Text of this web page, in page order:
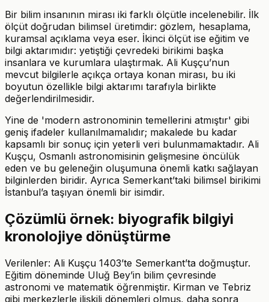
Bir bilim insanının mirası iki farklı ölçütle incelenebilir. İlk
ölçüt doğrudan bilimsel üretimdir: gözlem, hesaplama,
kuramsal açıklama veya eser. İkinci ölçüt ise eğitim ve
bilgi aktarımıdır: yetiştiği çevredeki birikimi başka
insanlara ve kurumlara ulaştırmak. Ali Kuşçu’nun
mevcut bilgilerle açıkça ortaya konan mirası, bu iki
boyutun özellikle bilgi aktarımı tarafıyla birlikte
değerlendirilmesidir.
Yine de 'modern astronominin temellerini atmıştır' gibi
geniş ifadeler kullanılmamalıdır; makalede bu kadar
kapsamlı bir sonuç için yeterli veri bulunmamaktadır. Ali
Kuşçu, Osmanlı astronomisinin gelişmesine öncülük
eden ve bu geleneğin oluşumuna önemli katkı sağlayan
bilginlerden biridir. Ayrıca Semerkant’taki bilimsel birikimi
İstanbul’a taşıyan önemli bir isimdir.
Çözümlü örnek: biyografik bilgiyi
kronolojiye dönüştürme
Verilenler: Ali Kuşçu 1403’te Semerkant’ta doğmuştur.
Eğitim döneminde Uluğ Bey’in bilim çevresinde
astronomi ve matematik öğrenmiştir. Kirman ve Tebriz
gibi merkezlerle ilişkili dönemleri olmuş, daha sonra